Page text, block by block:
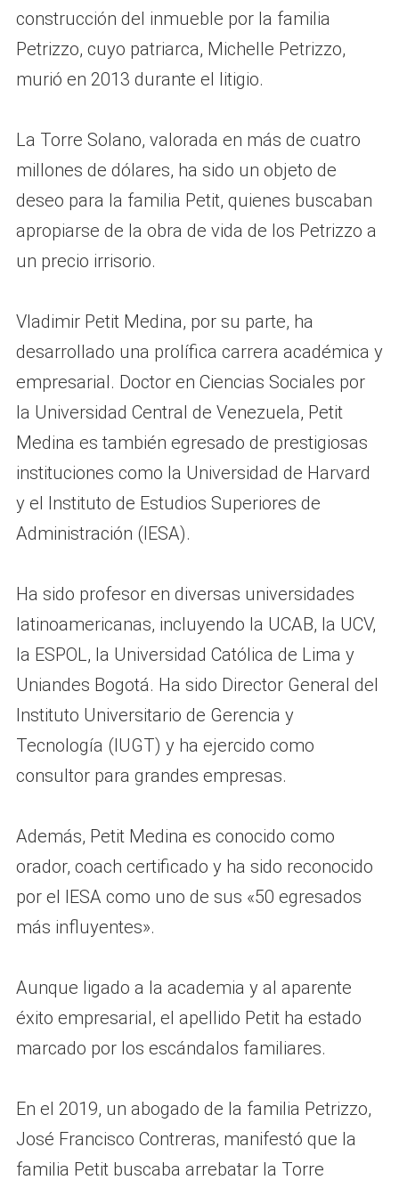
construcción del inmueble por la familia
Petrizzo, cuyo patriarca, Michelle Petrizzo,
murió en 2013 durante el litigio.
La Torre Solano, valorada en más de cuatro
millones de dólares, ha sido un objeto de
deseo para la familia Petit, quienes buscaban
apropiarse de la obra de vida de los Petrizzo a
un precio irrisorio.
Vladimir Petit Medina, por su parte, ha
desarrollado una prolífica carrera académica y
empresarial. Doctor en Ciencias Sociales por
la Universidad Central de Venezuela, Petit
Medina es también egresado de prestigiosas
instituciones como la Universidad de Harvard
y el Instituto de Estudios Superiores de
Administración (IESA).
Ha sido profesor en diversas universidades
latinoamericanas, incluyendo la UCAB, la UCV,
la ESPOL, la Universidad Católica de Lima y
Uniandes Bogotá. Ha sido Director General del
Instituto Universitario de Gerencia y
Tecnología (IUGT) y ha ejercido como
consultor para grandes empresas.
Además, Petit Medina es conocido como
orador, coach certificado y ha sido reconocido
por el IESA como uno de sus «50 egresados
más influyentes».
Aunque ligado a la academia y al aparente
éxito empresarial, el apellido Petit ha estado
marcado por los escándalos familiares.
En el 2019, un abogado de la familia Petrizzo,
José Francisco Contreras, manifestó que la
familia Petit buscaba arrebatar la Torre